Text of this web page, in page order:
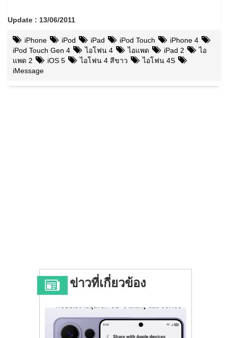
Update : 13/06/2011
iPhone iPod iPad iPod Touch
iPhone 4
iPod Touch Gen 4
ไอโฟน 4 ไอแพด iPad 2
ไอ
แพด 2
iOS 5 ไอโฟน 4 สีขาว
ไอโฟน 4S
iMessage
ข่าวที่เกี่ยวข้อง